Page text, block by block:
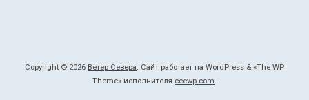
Copyright © 2026 Ветер Севера. Сайт работает на WordPress & «The WP
Theme» исполнителя ceewp.com.